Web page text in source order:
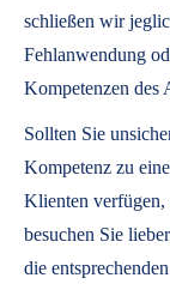
schließen wir
Fehlanwendung
Kompetenzen des
Sollten Sie
Kompetenz zu
Klienten verfügen,
besuchen Sie
die